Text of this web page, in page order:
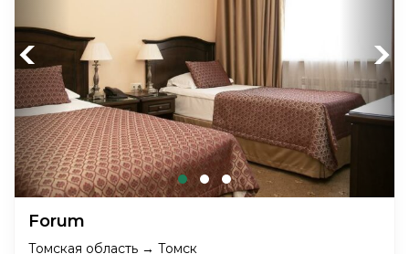
Previous Next
Forum
Томская область → Томск